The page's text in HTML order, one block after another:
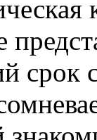
срок